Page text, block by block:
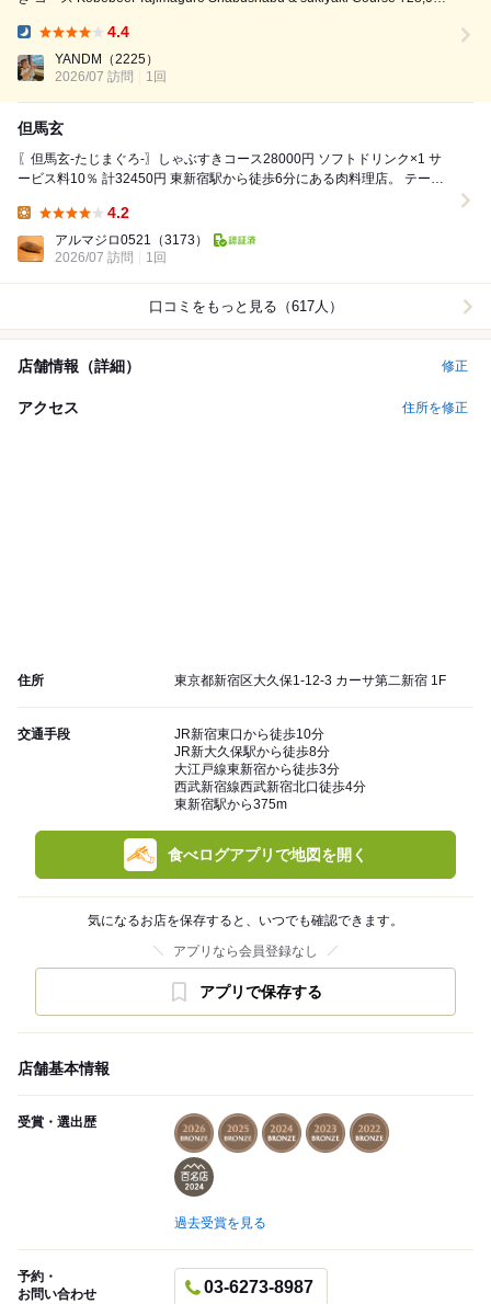
甘鯛からということでパ...
4.4
YANDM
（2225）
2026/07 訪問
1回
但馬玄
〖但馬玄-たじまぐろ-〗しゃぶすきコース28000円 ソフトドリンク×1 サ
ービス料10％ 計32450円 東新宿駅から徒歩6分にある肉料理店。 テーブ
4.2
アルマジロ0521 （3173）
2026/07 訪問
1回
口コミをもっと見る（617人）
店舗情報（詳細） 修正
アクセス 住所を修正
住所 東京都新宿区大久保1-12-3 カーサ第二新宿 1F
交通手段
JR新宿東口から徒歩10分
JR新大久保駅から徒歩8分
大江戸線東新宿から徒歩3分
西武新宿線西武新宿北口徒歩4分
東新宿駅から375m
食べログアプリで地図を開く
気になるお店を保存すると、いつでも確認できます。
アプリなら会員登録なし
アプリで保存する
店舗基本情報
受賞・選出歴
過去受賞を見る
予約・
お問い合わせ
03-6273-8987